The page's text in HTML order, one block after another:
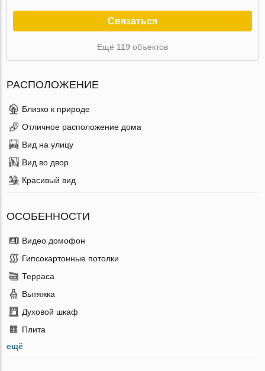
Связаться
Ещё 119 объектов
РАСПОЛОЖЕНИЕ
Близко к природе
Отличное расположение дома
Вид на улицу
Вид во двор
Красивый вид
ОСОБЕННОСТИ
Видео домофон
Гипсокартонные потолки
Терраса
Вытяжка
Духовой шкаф
Плита
ещё